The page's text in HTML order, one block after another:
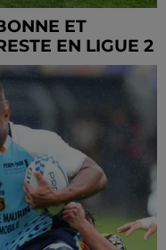
ET
EN LIGUE 2